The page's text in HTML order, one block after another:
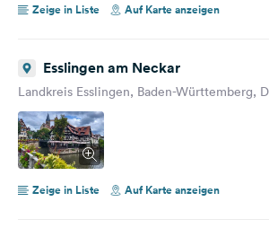
Zeige in Liste Auf Karte anzeigen
Esslingen am Neckar
Landkreis Esslingen, Baden-Württemberg,
Zeige in Liste Auf Karte anzeigen